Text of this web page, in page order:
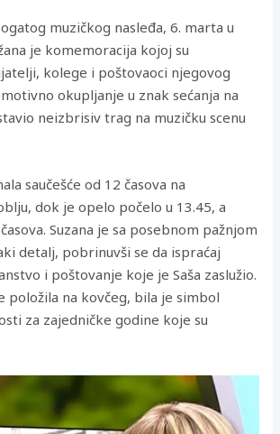
muzičkog nasleđa, 6. marta u
je komemoracija kojoj su
kolege i poštovaoci njegovog
okupljanje u znak sećanja na
neizbrisiv trag na muzičku scenu
saučešće od 12 časova na
dok je opelo počelo u 13.45, a
Suzana je sa posebnom pažnjom
detalj, pobrinuvši se da ispraćaj
i poštovanje koje je Saša zaslužio.
položila na kovčeg, bila je simbol
za zajedničke godine koje su